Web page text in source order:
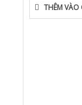
THÊM VÀO